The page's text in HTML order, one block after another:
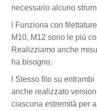
necessario alcuno
l Funziona con
M10, M12 sono le più
Realizziamo anche
ha bisogno.
l Stesso filo su
anche realizzato
ciascuna estremità per